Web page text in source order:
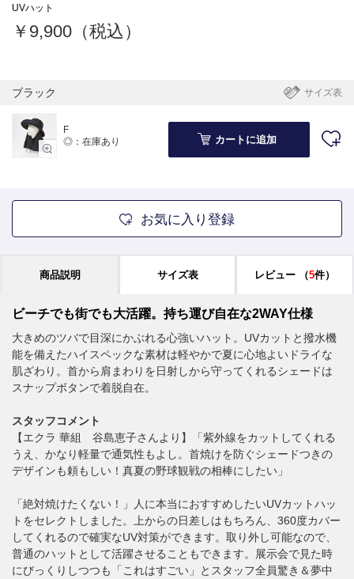
UVハット
￥9,900（税込）
サイズ表
ブラック
F
◎：在庫あり
カートに追加
お気に入り登録
商品説明 サイズ表 レビュー （5件）
ビーチでも街でも大活躍。持ち運び自在な2WAY仕様
大きめのツバで目深にかぶれる心強いハット。UVカットと撥水機
能を備えたハイスペックな素材は軽やかで夏に心地よいドライな
肌ざわり。首から肩まわりを日射しから守ってくれるシェードは
スナップボタンで着脱自在。
スタッフコメント
【エクラ 華組 谷島恵子さんより】「紫外線をカットしてくれる
うえ、かなり軽量で通気性もよし。首焼けを防ぐシェードつきの
デザインも頼もしい！真夏の野球観戦の相棒にしたい」
「絶対焼けたくない！」人に本当におすすめしたいUVカットハッ
トをセレクトしました。上からの日差しはもちろん、360度カバー
してくれるので確実なUV対策ができます。取り外し可能なので、
普通のハットとして活躍させることもできます。展示会で見た時
にびっくりしつつも「これはすごい」とスタッフ全員驚き＆夢中